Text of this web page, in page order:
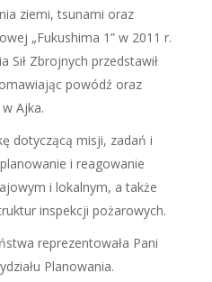
ziemi, tsunami oraz
„Fukushima 1” w 2011 r.
Sił Zbrojnych przedstawił
powódź oraz
Ajka.
dotyczącą misji, zadań i
i reagowanie
i lokalnym, a także
inspekcji pożarowych.
reprezentowała Pani
Planowania.